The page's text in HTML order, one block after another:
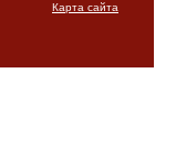
Карта сайта